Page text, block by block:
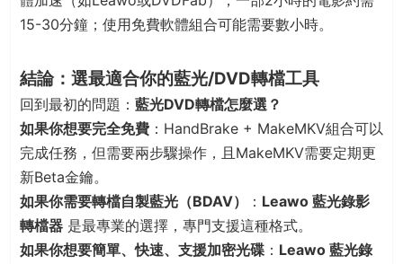
15-30分鐘；使用免費軟體組合可能需要數小時。
結論：選最適合你的藍光/DVD轉檔工具
回到最初的問題： 藍光DVD轉檔怎麼選？
如果你想要完全免費 ：HandBrake + MakeMKV組合可以
完成任務，但需要兩步驟操作，且MakeMKV需要定期更
新Beta金鑰。
如果你需要轉檔自製藍光（BDAV）
： Leawo 藍光錄影
轉檔器 是最專業的選擇，專門支援這種格式。
如果你想要簡單、快速、支援加密光碟 ： Leawo 藍光錄